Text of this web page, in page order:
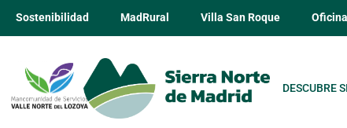
Sostenibilidad MadRural Villa San Roque
DESCUBRE